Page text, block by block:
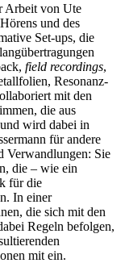
Arbeit von Ute
und des
Set-ups, die
field recordings,
Resonanz-
mit den
die aus
wird dabei in
für andere
Verwandlungen: Sie
die – wie ein
für die
In einer
die sich mit den
Regeln befolgen,
mit ein.